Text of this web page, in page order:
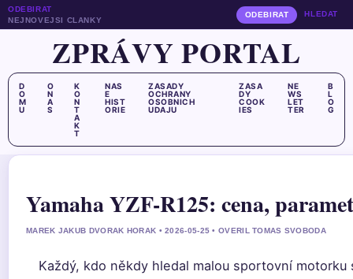
ODEBIRAT
NEJNOVEJSI CLANKY
ODEBIRAT HLEDAT
ZPRÁVY PORTAL
D
O
M
U
O
N
A
S
K
O
N
T
A
K
T
NAS
E
HIST
ORIE
ZASADY
OCHRANY
OSOBNICH
UDAJU
ZASA
DY
COOK
IES
NE
WS
LET
TER
B
L
O
G
Yamaha YZF-R125: cena,
MAREK JAKUB DVORAK HORAK • 2026-05-25 • OVERIL TOMAS SVOBODA
Každý, kdo někdy hledal malou sportovní